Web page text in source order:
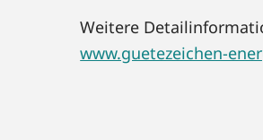
Weitere
www.guetezeichen-